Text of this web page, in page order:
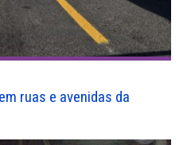
ruas e avenidas da